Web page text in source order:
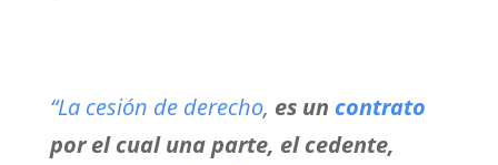
“La cesión de derecho, es un contrato
por el cual una parte, el cedente,